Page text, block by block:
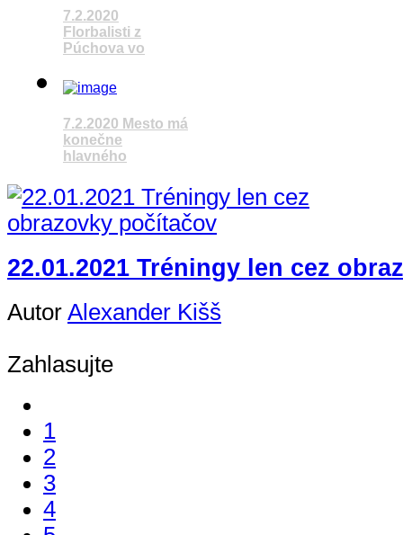
7.2.2020
Florbalisti z
Púchova vo
Pozrieť video
7.2.2020 Mesto má
konečne
hlavného
Pozrieť video
22.01.2021 Tréningy len cez
Autor Alexander Kišš
Zahlasujte
1
2
3
4